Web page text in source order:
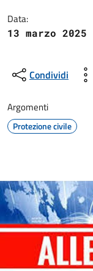
Data:
13 marzo 2025
Condividi
Argomenti
Protezione civile